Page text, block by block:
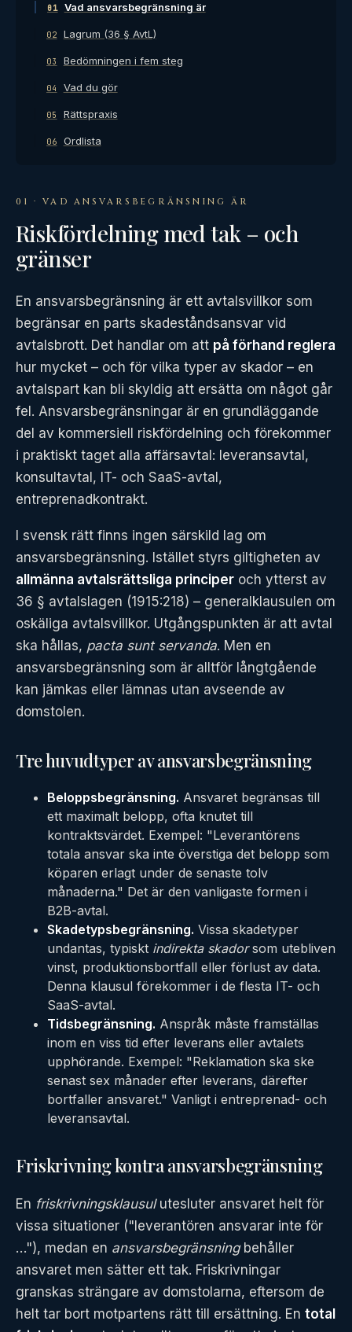
01 Vad ansvarsbegränsning är
02 Lagrum (36 § AvtL)
03 Bedömningen i fem steg
04 Vad du gör
05 Rättspraxis
06 Ordlista
01 · VAD ANSVARSBEGRÄNSNING ÄR
Riskfördelning med tak – och
gränser
En ansvarsbegränsning är ett avtalsvillkor som
begränsar en parts skadeståndsansvar vid
avtalsbrott. Det handlar om att på förhand reglera
hur mycket – och för vilka typer av skador – en
avtalspart kan bli skyldig att ersätta om något går
fel. Ansvarsbegränsningar är en grundläggande
del av kommersiell riskfördelning och förekommer
i praktiskt taget alla affärsavtal: leveransavtal,
konsultavtal, IT- och SaaS-avtal,
entreprenadkontrakt.
I svensk rätt finns ingen särskild lag om
ansvarsbegränsning. Istället styrs giltigheten av
allmänna avtalsrättsliga principer och ytterst av
36 § avtalslagen (1915:218) – generalklausulen om
oskäliga avtalsvillkor. Utgångspunkten är att avtal
ska hållas, pacta sunt servanda. Men en
ansvarsbegränsning som är alltför långtgående
kan jämkas eller lämnas utan avseende av
domstolen.
Tre huvudtyper av ansvarsbegränsning
Beloppsbegränsning. Ansvaret begränsas till
ett maximalt belopp, ofta knutet till
kontraktsvärdet. Exempel: "Leverantörens
totala ansvar ska inte överstiga det belopp som
köparen erlagt under de senaste tolv
månaderna." Det är den vanligaste formen i
B2B-avtal.
Skadetypsbegränsning. Vissa skadetyper
undantas, typiskt indirekta skadorsom utebliven
vinst, produktionsbortfall eller förlust av data.
Denna klausul förekommer i de flesta IT- och
SaaS-avtal.
Tidsbegränsning. Anspråk måste framställas
inom en viss tid efter leverans eller avtalets
upphörande. Exempel: "Reklamation ska ske
senast sex månader efter leverans, därefter
bortfaller ansvaret." Vanligt i entreprenad- och
leveransavtal.
Friskrivning kontra ansvarsbegränsning
En friskrivningsklausulutesluter ansvaret helt för
vissa situationer ("leverantören ansvarar inte för
…"), medan en ansvarsbegränsningbehåller
ansvaret men sätter ett tak. Friskrivningar
granskas strängare av domstolarna, eftersom de
helt tar bort motpartens rätt till ersättning. En total